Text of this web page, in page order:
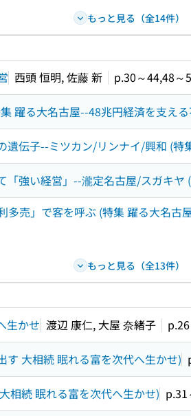
もっと見る（全14件）
西頭 恒明, 佐藤 新 p.30～44,48～
躍る大名古屋--48兆円経済を支え
伝子--ミツカン/リンナイ/興和 (
強い経営」--瀧定名古屋/スガキ
売」で客を呼ぶ (特集 躍る大名古
もっと見る（全13件）
生かせ 渡辺 康仁, 大屋 奈緒子
す 大相続 眠れる富を次代へ生かせ)
相続 眠れる富を次代へ生かせ) p.31